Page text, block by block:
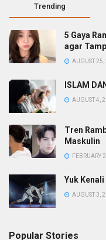
Trending
5 Gaya
agar
AUGUST 25,
ISLAM
AUGUST 4,
Tren
Maskulin
FEBRUARY
Yuk
AUGUST 3,
Popular Stories